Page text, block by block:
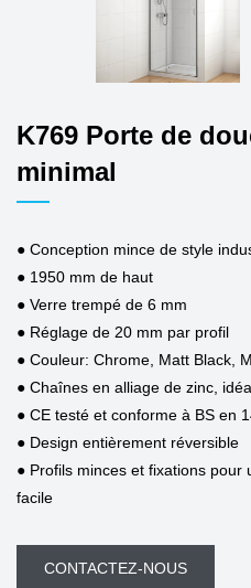
K769 Porte de
minimal
● Conception mince de style
● 1950 mm de haut
● Verre trempé de 6 mm
● Réglage de 20 mm par profil
● Couleur: Chrome, Matt Black,
● Chaînes en alliage de zinc,
● CE testé et conforme à BS en
● Design entièrement réversible
● Profils minces et fixations
facile
CONTACTEZ-NOUS